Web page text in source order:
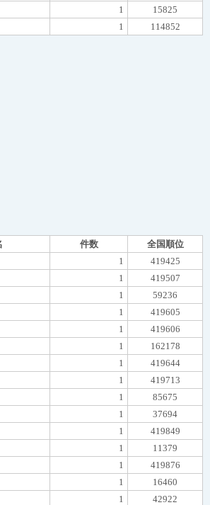
1
15825
1 114852
件数
全国順位
1
419425
1
419507
1
59236
1
419605
1
419606
1
162178
1
419644
1
419713
1
85675
1
37694
1
419849
1
11379
1
419876
1
16460
1
42922